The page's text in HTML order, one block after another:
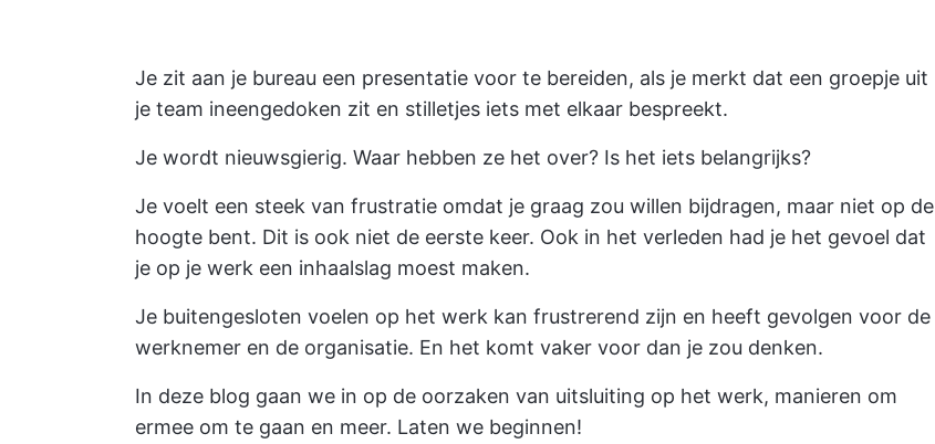
Je zit aan je bureau een presentatie voor te bereiden, als je merkt dat een groepje uit
je team ineengedoken zit en stilletjes iets met elkaar bespreekt.
Je wordt nieuwsgierig. Waar hebben ze het over? Is het iets belangrijks?
Je voelt een steek van frustratie omdat je graag zou willen bijdragen, maar niet op de
hoogte bent. Dit is ook niet de eerste keer. Ook in het verleden had je het gevoel dat
je op je werk een inhaalslag moest maken.
Je buitengesloten voelen op het werk kan frustrerend zijn en heeft gevolgen voor de
werknemer en de organisatie. En het komt vaker voor dan je zou denken.
In deze blog gaan we in op de oorzaken van uitsluiting op het werk, manieren om
ermee om te gaan en meer. Laten we beginnen!